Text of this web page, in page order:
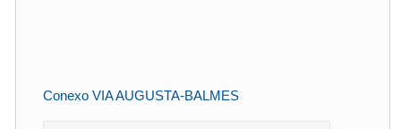
Conexo VIA AUGUSTA-BALMES